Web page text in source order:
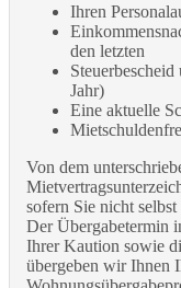
Ihren
den letzten
Jahr)
Eine aktuelle
Von dem
sofern Sie nicht
Der Übergabetermin
Ihrer Kaution sowie
übergeben wir Ihnen